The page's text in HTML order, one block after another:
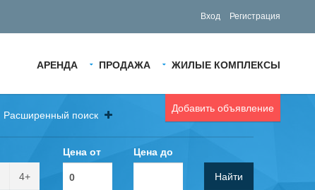
Вход Регистрация
АРЕНДА ПРОДАЖА ЖИЛЫЕ КОМПЛЕКСЫ
Добавить объявление
Расширенный поиск
4+
Цена от Цена до
Найти